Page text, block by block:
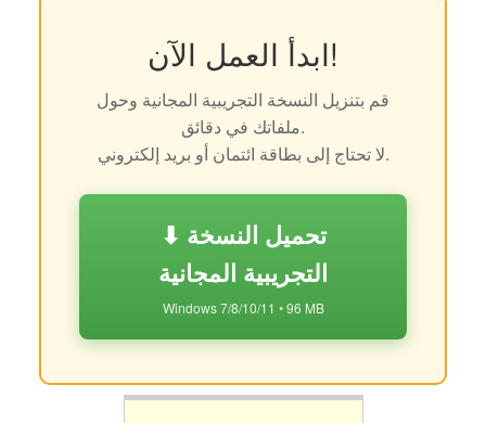
ابدأ العمل الآن!
قم بتنزيل النسخة التجريبية المجانية وحول
ملفاتك في دقائق.
لا تحتاج إلى بطاقة ائتمان أو بريد إلكتروني.
⬇ تحميل النسخة
التجريبية المجانية
Windows 7/8/10/11 • 96 MB